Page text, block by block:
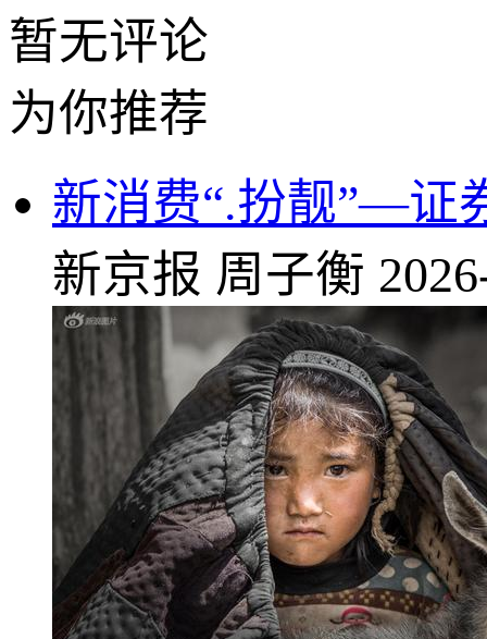
暂无评论
为你推荐
新消费“.扮靓”—证
新京报 周子衡